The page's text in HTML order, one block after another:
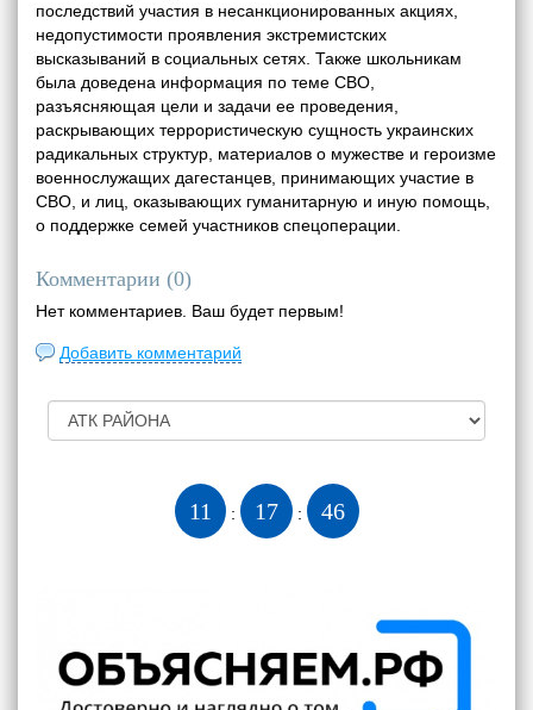
последствий участия в несанкционированных акциях,
недопустимости проявления экстремистских
высказываний в социальных сетях. Также школьникам
была доведена информация по теме СВО,
разъясняющая цели и задачи ее проведения,
раскрывающих террористическую сущность украинских
радикальных структур, материалов о мужестве и героизме
военнослужащих дагестанцев, принимающих участие в
СВО, и лиц, оказывающих гуманитарную и иную помощь,
о поддержке семей участников спецоперации.
Комментарии (0)
Нет комментариев. Ваш будет первым!
Добавить комментарий
11 : 17 : 47